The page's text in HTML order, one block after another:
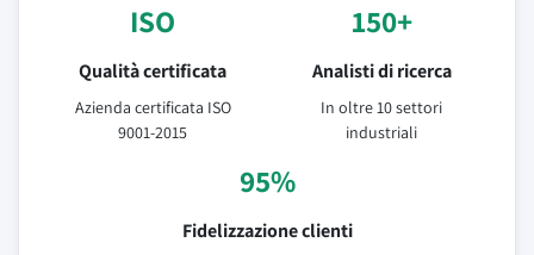
ISO
Qualità certificata
Azienda certificata ISO
9001-2015
150+
Analisti di ricerca
In oltre 10 settori
industriali
95%
Fidelizzazione clienti